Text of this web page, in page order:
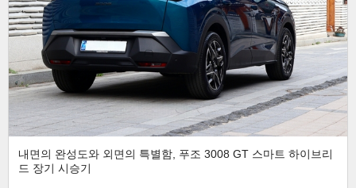
내면의 완성도와 외면의 특별함, 푸조 3008 GT 스마트 하이브리
드 장기 시승기